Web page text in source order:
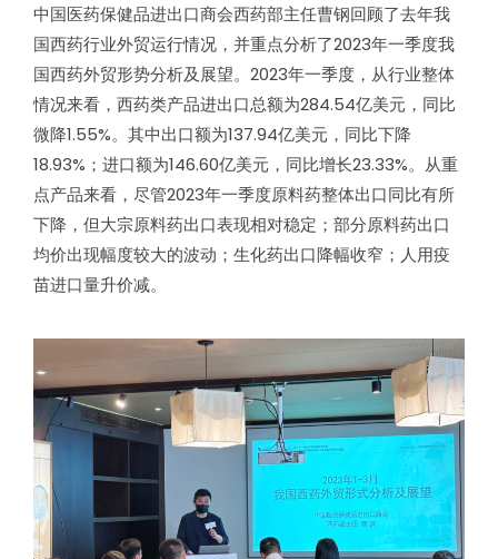
中国医药保健品进出口商会西药部主任曹钢回顾了去年我
国西药行业外贸运行情况，并重点分析了2023年一季度我
国西药外贸形势分析及展望。2023年一季度，从行业整体
情况来看，西药类产品进出口总额为284.54亿美元，同比
微降1.55%。其中出口额为137.94亿美元，同比下降
18.93%；进口额为146.60亿美元，同比增长23.33%。从重
点产品来看，尽管2023年一季度原料药整体出口同比有所
下降，但大宗原料药出口表现相对稳定；部分原料药出口
均价出现幅度较大的波动；生化药出口降幅收窄；人用疫
苗进口量升价减。